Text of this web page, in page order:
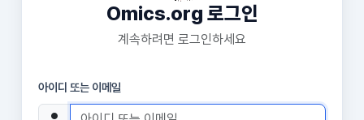
Omics.org 로그인
계속하려면 로그인하세요
아이디 또는 이메일